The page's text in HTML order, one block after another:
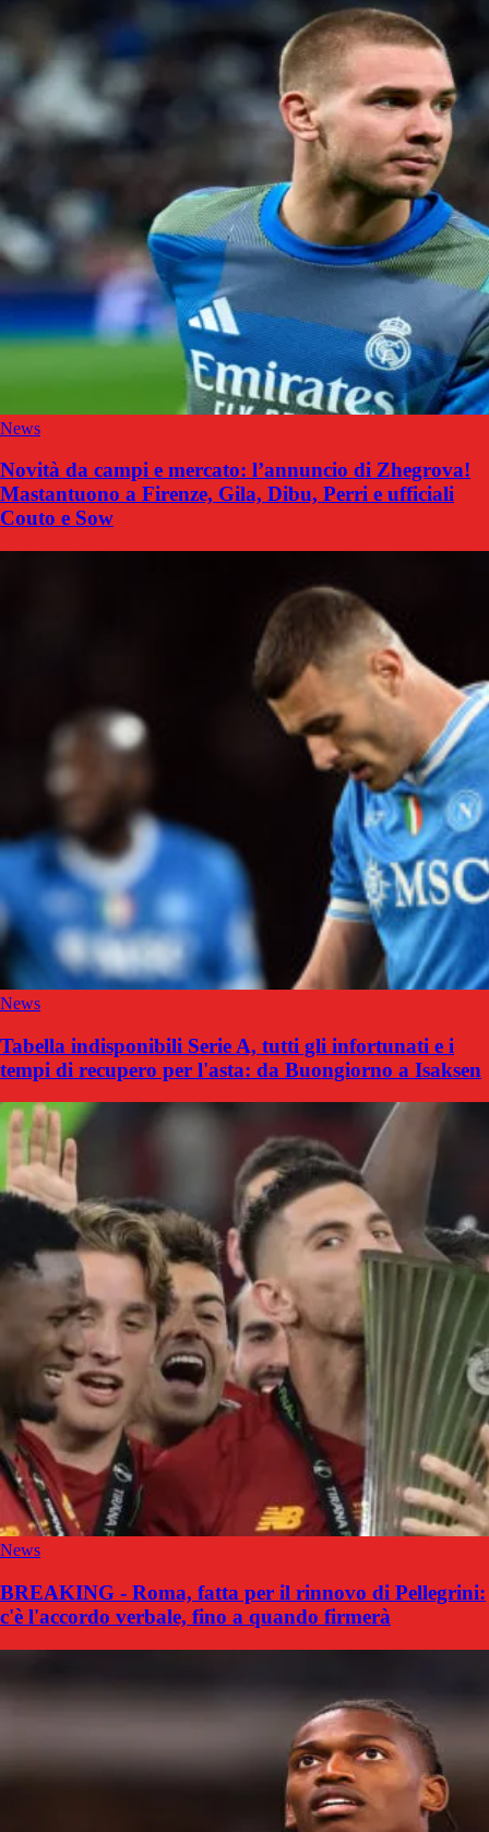
News
Novità da campi e mercato: l’annuncio di Zhegrova!
Mastantuono a Firenze, Gila, Dibu, Perri e ufficiali
Couto e Sow
News
Tabella indisponibili Serie A, tutti gli infortunati e i
tempi di recupero per l'asta: da Buongiorno a Isaksen
News
BREAKING - Roma, fatta per il rinnovo di Pellegrini:
c'è l'accordo verbale, fino a quando firmerà